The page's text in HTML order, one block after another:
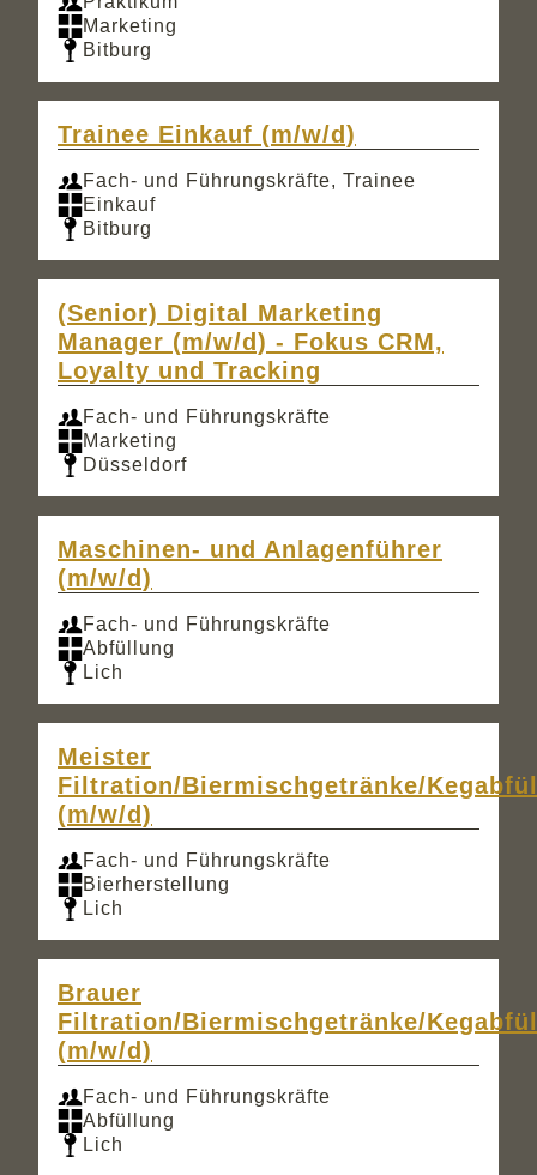
Marketing
Bitburg
Trainee Einkauf (m/w/d)
Fach- und Führungskräfte, Trainee
Einkauf
Bitburg
(Senior) Digital Marketing
Manager (m/w/d) - Fokus CRM,
Loyalty und Tracking
Fach- und Führungskräfte
Marketing
Düsseldorf
Maschinen- und Anlagenführer
(m/w/d)
Fach- und Führungskräfte
Abfüllung
Lich
Meister
Filtration/Biermischgetränke/
(m/w/d)
Fach- und Führungskräfte
Bierherstellung
Lich
Brauer
Filtration/Biermischgetränke/
(m/w/d)
Fach- und Führungskräfte
Abfüllung
Lich